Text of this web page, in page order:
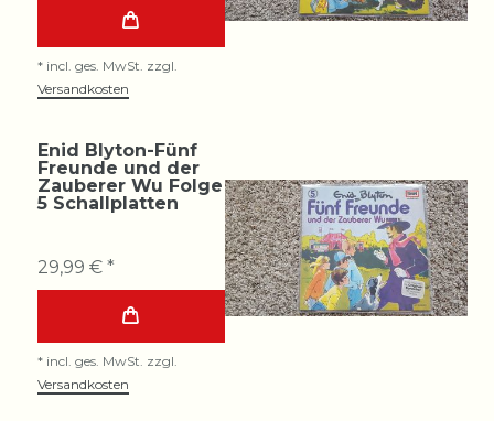
* incl. ges. MwSt. zzgl.
Versandkosten
Enid Blyton-Fünf
Freunde und der
Zauberer Wu Folge
5 Schallplatten
29,99 € *
* incl. ges. MwSt. zzgl.
Versandkosten